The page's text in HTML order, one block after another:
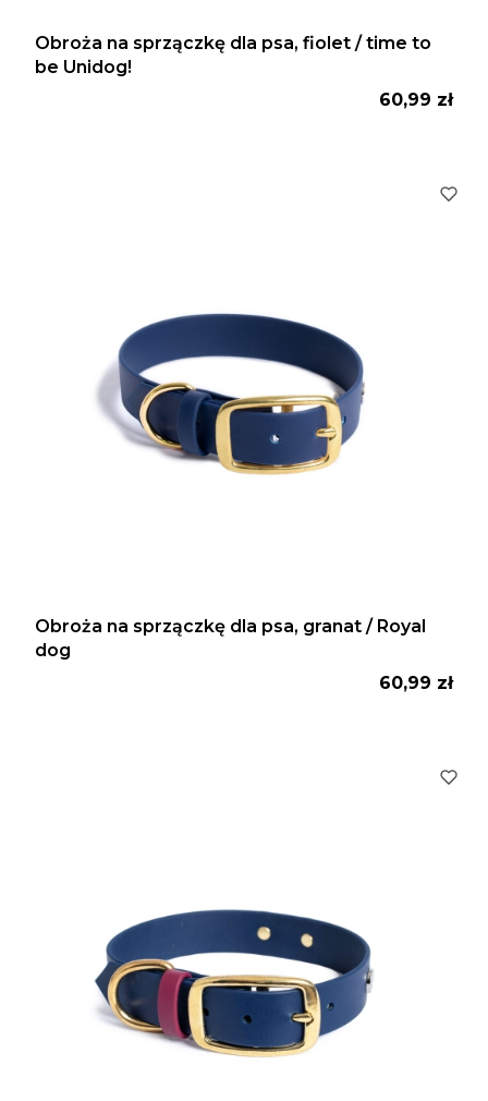
Obroża na sprzączkę dla psa, fiolet / time to
be Unidog!
Cena
60,99 zł
Obroża na sprzączkę dla psa, granat / Royal
dog
Cena
60,99 zł